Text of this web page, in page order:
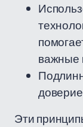
важные
Эти